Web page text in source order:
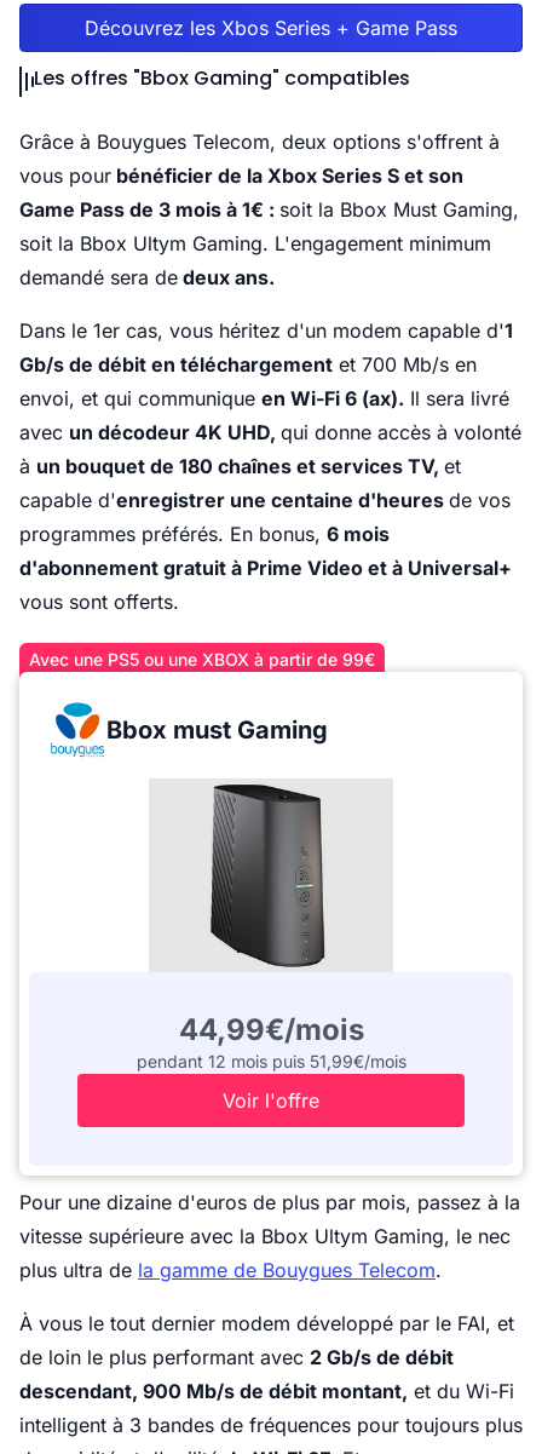
Découvrez les Xbos Series + Game Pass
Les offres "Bbox Gaming" compatibles
Grâce à Bouygues Telecom, deux options s'offrent à
vous pour bénéficier de la Xbox Series S et son
Game Pass de 3 mois à 1€ : soit la Bbox Must Gaming,
soit la Bbox Ultym Gaming. L'engagement minimum
demandé sera de deux ans.
Dans le 1er cas, vous héritez d'un modem capable d'1
Gb/s de débit en téléchargement et 700 Mb/s en
envoi, et qui communique en Wi-Fi 6 (ax). Il sera livré
avec un décodeur 4K UHD, qui donne accès à volonté
à un bouquet de 180 chaînes et services TV, et
capable d'enregistrer une centaine d'heures de vos
programmes préférés. En bonus, 6 mois
d'abonnement gratuit à Prime Video et à Universal+
vous sont offerts.
Avec une PS5 ou une XBOX à partir de 99€
Bbox must Gaming
44,99€/mois
pendant 12 mois puis 51,99€/mois
Voir l'offre
Pour une dizaine d'euros de plus par mois, passez à la
vitesse supérieure avec la Bbox Ultym Gaming, le nec
plus ultra de la gamme de Bouygues Telecom.
À vous le tout dernier modem développé par le FAI, et
de loin le plus performant avec 2 Gb/s de débit
descendant, 900 Mb/s de débit montant, et du Wi-Fi
intelligent à 3 bandes de fréquences pour toujours plus